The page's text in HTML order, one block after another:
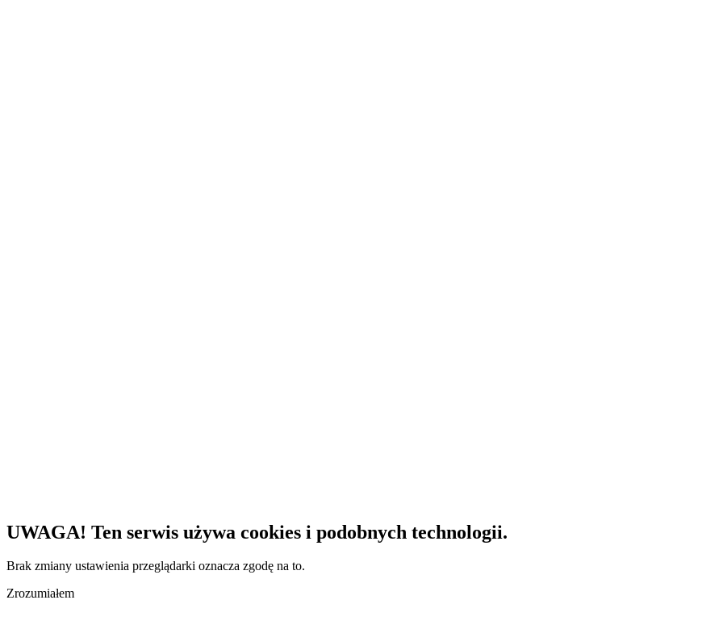
UWAGA! Ten serwis używa cookies i podobnych technologii.
Brak zmiany ustawienia przeglądarki oznacza zgodę na to.
Zrozumiałem